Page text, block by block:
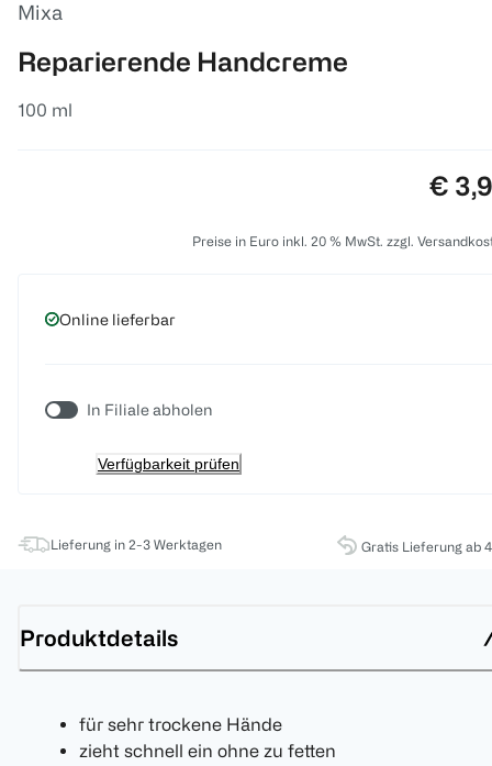
Mixa
Reparierende Handcreme
100 ml
€
Preise in Euro inkl. 20 % MwSt. zzgl.
Online lieferbar
In Filiale abholen
Verfügbarkeit prüfen
Lieferung in 2-3 Werktagen Gratis Lieferung ab
Produktdetails
für sehr trockene Hände
zieht schnell ein ohne zu fetten